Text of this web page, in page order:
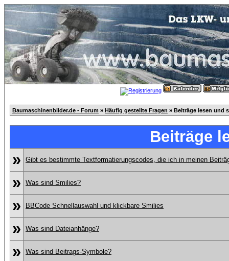
Baumaschinenbilder.de - Forum » Häufig gestellte Fragen » Beiträge lesen und
Beiträge
»
Gibt es bestimmte Textformatierungscodes, die ich in meinen
» Was sind Smilies?
» BBCode Schnellauswahl und klickbare Smilies
» Was sind Dateianhänge?
» Was sind Beitrags-Symbole?